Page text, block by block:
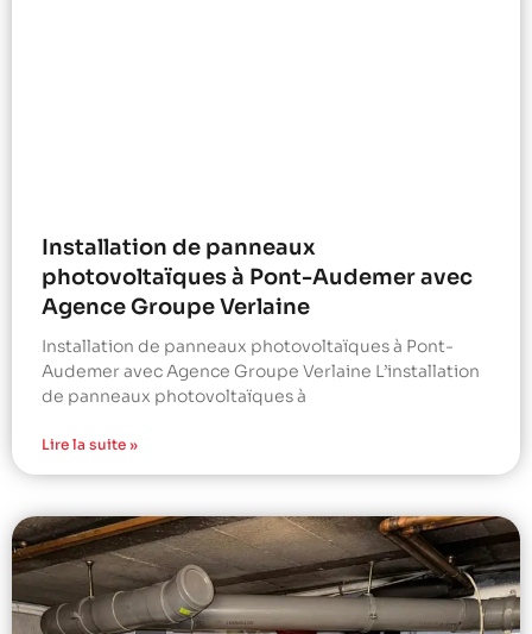
Installation de panneaux
photovoltaïques à Pont-Audemer avec
Agence Groupe Verlaine
Installation de panneaux photovoltaïques à Pont-
Audemer avec Agence Groupe Verlaine L’installation
de panneaux photovoltaïques à
Lire la suite »